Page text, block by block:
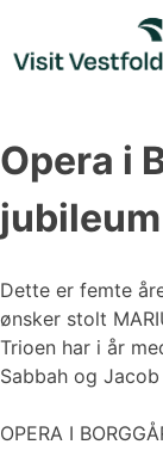
content
Opera i
jubileum
Dette er femte
ønsker stolt
Trioen har i år
Sabbah og
OPERA I